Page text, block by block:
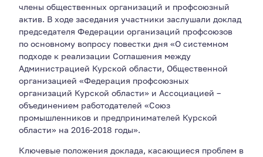
члены общественных организаций и профсоюзный
актив. В ходе заседания участники заслушали доклад
председателя Федерации организаций профсоюзов
по основному вопросу повестки дня «О системном
подходе к реализации Соглашения между
Администрацией Курской области, Общественной
организацией «Федерация профсоюзных
организаций Курской области» и Ассоциацией –
объединением работодателей «Союз
промышленников и предпринимателей Курской
области» на 2016-2018 годы».
Ключевые положения доклада, касающиеся проблем в